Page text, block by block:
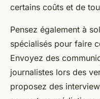
certains coûts et de
Pensez également à
spécialisés pour faire
Envoyez des
journalistes lors des
proposez des